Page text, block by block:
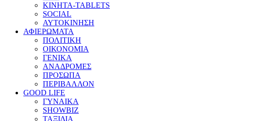
ΚΙΝΗΤΑ-TABLETS
SOCIAL
ΑΥΤΟΚΙΝΗΣΗ
ΑΦΙΕΡΩΜΑΤΑ
ΠΟΛΙΤΙΚΗ
ΟΙΚΟΝΟΜΙΑ
ΓΕΝΙΚΑ
ΑΝΑΔΡΟΜΕΣ
ΠΡΟΣΩΠΑ
ΠΕΡΙΒΑΛΛΟΝ
GOOD LIFE
ΓΥΝΑΙΚΑ
SHOWBIZ
ΤΑΞΙΔΙΑ